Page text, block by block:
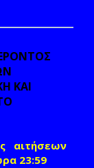
ΚΑΙ
αιτήσεων
23:59